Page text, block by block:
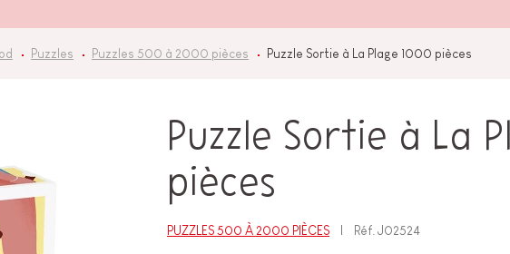
Puzzles Puzzles 500 à 2000 pièces Puzzle Sortie à La Plage 1000 pièces
Puzzle Sortie à La
pièces
PUZZLES 500 À 2000 PIÈCES Réf.J02524